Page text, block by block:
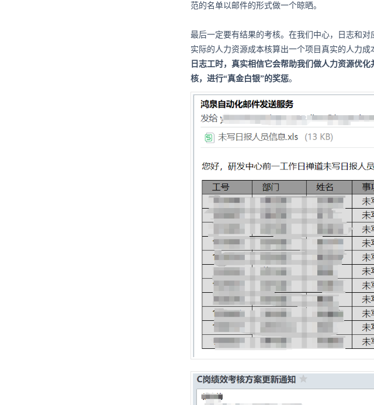
范的名单以邮件的形式做一个晾晒。
最后一定要有结果的考核。在我们中心，日志和
实际的人力资源成本核算出一个项目真实的人力成
日志工时，真实相信它会帮助我们做人力资源优
核，进行“真金白银”的奖惩。